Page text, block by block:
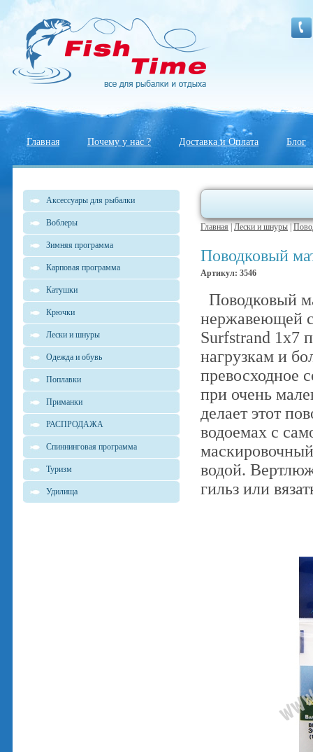
Главная Почему у нас ? Доставка и Оплата Блог
Аксессуары для рыбалки
Воблеры
Зимняя программа
Карповая программа
Катушки
Крючки
Лески и шнуры
Одежда и обувь
Поплавки
Приманки
РАСПРОДАЖА
Спиннинговая программа
Туризм
Удилища
Главная Лески и шнуры
Поводковый
Артикул: 3546
Поводковый
нержавеющей
Surfstrand 1x7
нагрузкам и
превосходное
при очень
делает этот
водоемах с
водой.
гильз или